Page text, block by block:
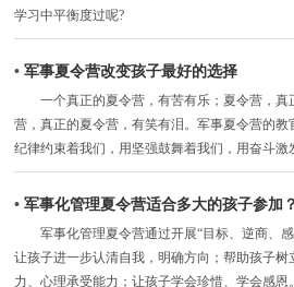
学习中平衡度过呢?
•军事夏令营改变孩子最好的选择
一个真正的夏令营，有苦有乐；夏令营，真
营，真正的夏令营，有笑有泪。军事夏令营的教
纪律约束着我们，用坚强鼓舞着我们，用奋斗激
•军事化管理夏令营适合多大的孩子参加？
军事化管理夏令营通过开展“目标、逆商、感
让孩子进一步认清自我，明确方向；帮助孩子
力、心理承受能力；让孩子学会珍惜、学会感恩